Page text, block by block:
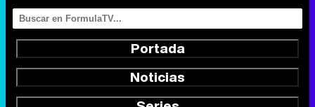
Portada
Noticias